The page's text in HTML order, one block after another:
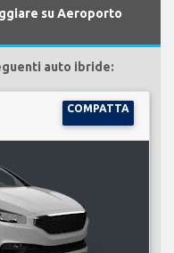
su Aeroporto
auto ibride:
COMPATTA